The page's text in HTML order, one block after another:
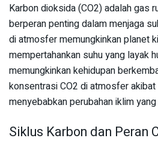
Karbon dioksida (CO2) adalah gas
berperan penting dalam menjaga
di atmosfer memungkinkan planet
mempertahankan suhu yang layak
memungkinkan kehidupan
konsentrasi CO2 di atmosfer
menyebabkan perubahan iklim
Siklus Karbon dan Peran